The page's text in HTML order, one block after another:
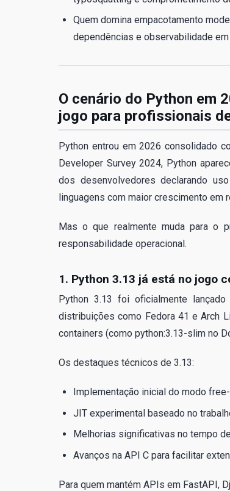
Quem domina empacotamento
dependências e observabilidade
O cenário do Python em
jogo para profissionais
Python entrou em 2026 consolidado
Developer Survey 2024, Python
dos desenvolvedores declarando
linguagens com maior crescimento
Mas o que realmente muda para o
responsabilidade operacional.
1. Python 3.13 já está no jogo
Python 3.13 foi oficialmente
distribuições como Fedora 41 e Arch
containers (como python:3.13-slim no
Os destaques técnicos de 3.13:
Implementação inicial do modo
JIT experimental baseado no
Melhorias significativas no tempo
Avanços na API C para facilitar
Para quem mantém APIs em FastAPI,